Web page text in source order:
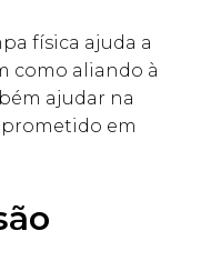
física ajuda a
como aliando à
ajudar na
em